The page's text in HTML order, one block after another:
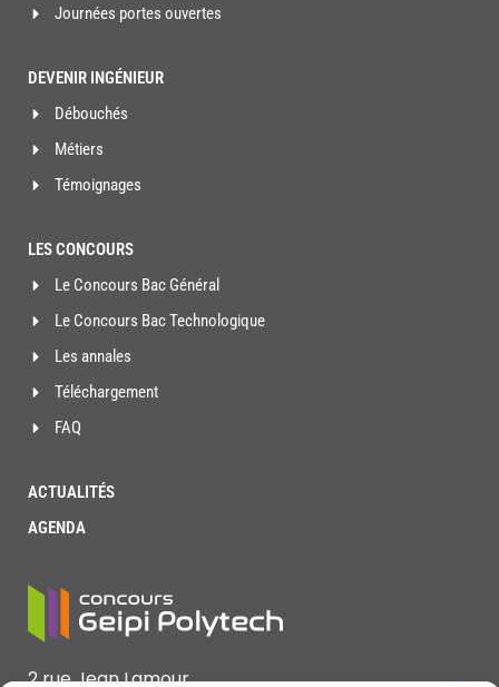
Journées portes ouvertes
DEVENIR INGÉNIEUR
Débouchés
Métiers
Témoignages
LES CONCOURS
Le Concours Bac Général
Le Concours Bac Technologique
Les annales
Téléchargement
FAQ
ACTUALITÉS
AGENDA
2 rue Jean Lamour